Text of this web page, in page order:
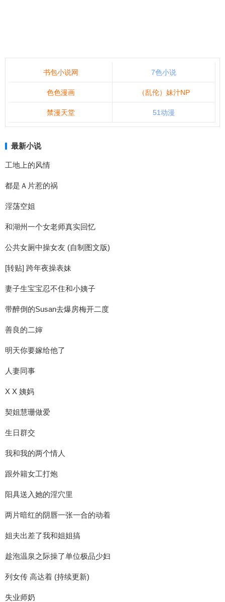
书包小说网 7色小说
色色漫画 （乱伦）妹汁NP
禁漫天堂 51动漫
最新小说
工地上的风情
都是Ａ片惹的祸
淫荡空姐
和湖州一个女老师真实回忆
公共女厕中操女友 (自制图文版)
[转贴] 跨年夜操表妹
妻子生宝宝忍不住和小姨子
带醉倒的Susan去爆房梅开二度
善良的二婶
明天你要嫁给他了
人妻同事
X X 姨妈
契姐慧珊做爱
生日群交
我和我的两个情人
跟外籍女工打炮
阳具送入她的淫穴里
两片暗红的阴唇一张一合的动着
姐夫出差了我和姐姐搞
趁泡温泉之际操了单位极品少妇
列女传 高达着 (持续更新)
失业师奶